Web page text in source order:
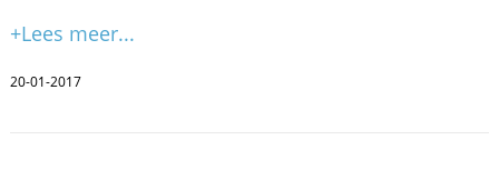
+Lees meer...
20-01-2017